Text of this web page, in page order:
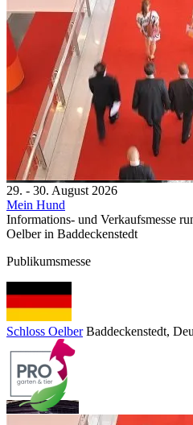
29. - 30. August 2026
Mein Hund
Informations- und Verkaufsmesse
Oelber in Baddeckenstedt
Publikumsmesse
Schloss Oelber Baddeckenstedt,